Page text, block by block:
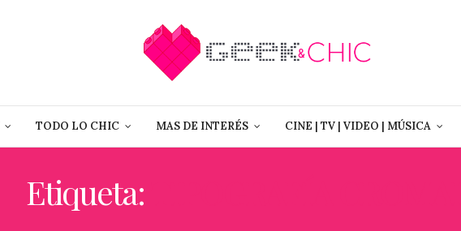
TODO LO CHIC MAS DE INTERÉS CINE | TV | VIDEO | MÚSICA
Etiqueta: